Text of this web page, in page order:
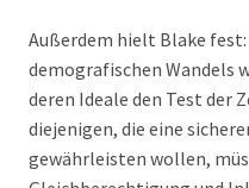
Außerdem hielt Blake fest:
demografischen Wandels
deren Ideale den Test der
diejenigen, die eine
gewährleisten wollen,